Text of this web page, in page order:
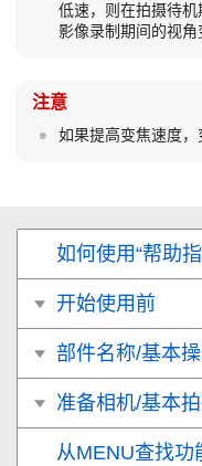
低速，则在拍摄待
影像录制期间的视角
注意
如果提高变焦速度，
如何使用“帮助
开始使用前
部件名称/基本
准备相机/基本
从MENU查找功